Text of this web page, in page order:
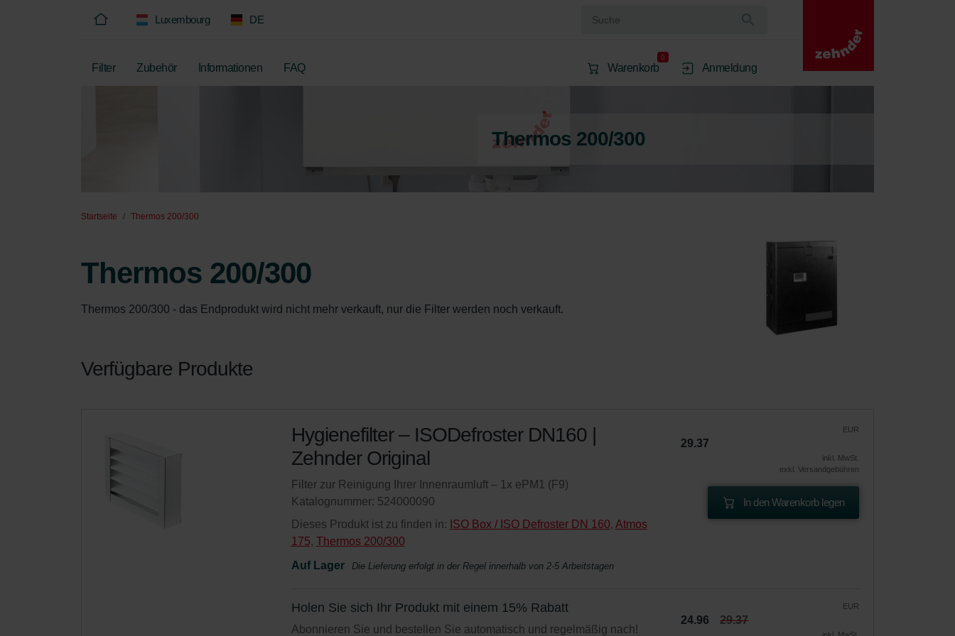
Luxembourg DE
Filter Zubehör Informationen FAQ Warenkorb
0
Anmeldung
Thermos 200/300
Startseite Thermos 200/300
Thermos 200/300
Thermos 200/300 - das Endprodukt wird nicht mehr verkauft, nur die Filter werden noch verkauft.
Verfügbare Produkte
Hygienefilter – ISODefroster DN160 |
Zehnder Original
Filter zur Reinigung Ihrer Innenraumluft – 1x ePM1 (F9)
Katalognummer: 524000090
Dieses Produkt ist zu finden in: ISO Box / ISO Defroster DN 160, Atmos
175, Thermos 200/300
Auf Lager
Die Lieferung erfolgt in der Regel innerhalb von 2-5 Arbeitstagen
EUR
29.37
inkl. MwSt.
exkl. Versandgebühren
In den Warenkorb legen
Holen Sie sich Ihr Produkt mit einem 15% Rabatt
Abonnieren Sie und bestellen Sie automatisch und regelmäßig nach!
EUR
24.96 29.37